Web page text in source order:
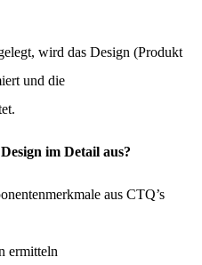
wird das Design (Produkt
und die
im Detail aus?
aus CTQ’s
ermitteln